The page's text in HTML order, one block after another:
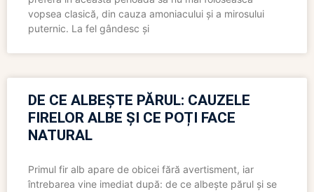
vopsea clasică, din cauza amoniacului și a mirosului
puternic. La fel gândesc și
DE CE ALBEȘTE PĂRUL: CAUZELE
FIRELOR ALBE ȘI CE POȚI FACE
NATURAL
Primul fir alb apare de obicei fără avertisment, iar
întrebarea vine imediat după: de ce albește părul și se